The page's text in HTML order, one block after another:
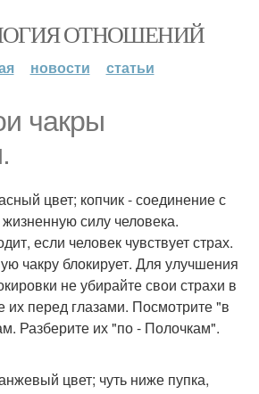
ОТНОШЕНИЙ
новости статьи
чакры
цвет; копчик - соединение с
силу человека.
если человек чувствует страх.
чакру блокирует. Для улучшения
не убирайте свои страхи в
их перед глазами. Посмотрите "в
Разберите их "по - Полочкам".
цвет; чуть ниже пупка,